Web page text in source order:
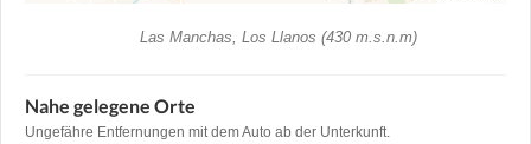
Las Manchas, Los Llanos (430 m.s.n.m)
Nahe gelegene Orte
Ungefähre Entfernungen mit dem Auto ab der Unterkunft.